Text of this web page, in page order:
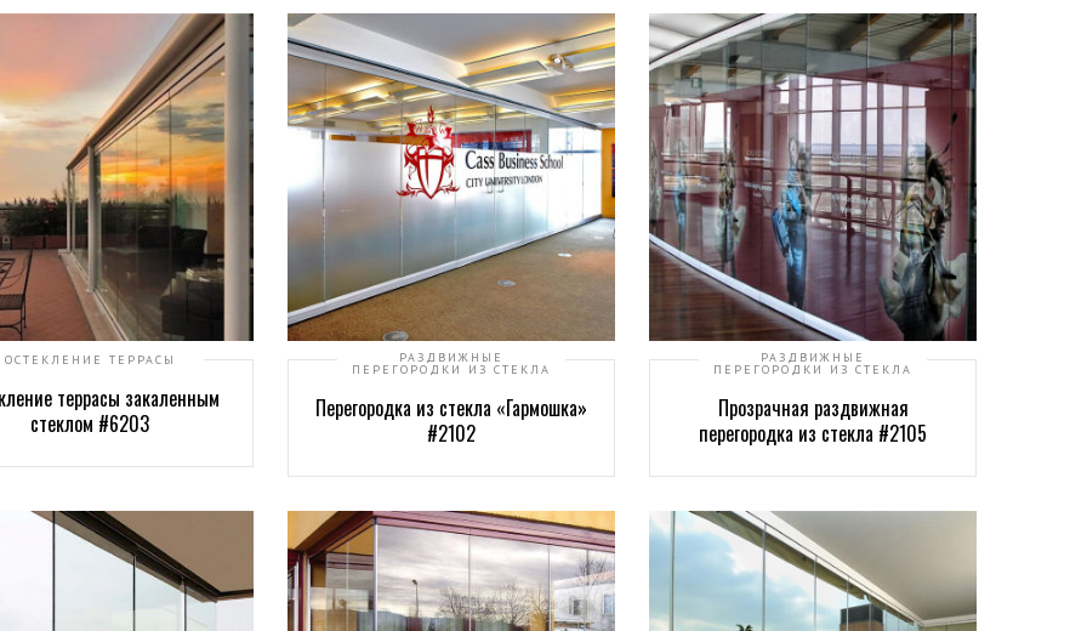
ОСТЕКЛЕНИЕ ТЕРРАСЫ
террасы закаленным
стеклом #6203
РАЗДВИЖНЫЕ
ПЕРЕГОРОДКИ ИЗ СТЕКЛА
Перегородка из стекла «Гармошка»
#2102
РАЗДВИЖНЫЕ
ПЕРЕГОРОДКИ ИЗ СТЕКЛА
Прозрачная раздвижная
перегородка из стекла #2105